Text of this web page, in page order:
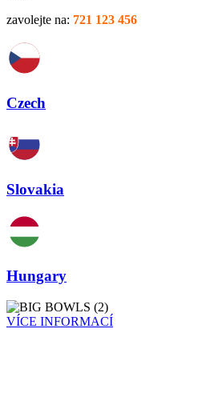
zavolejte na: 721 123 456
Czech
Slovakia
Hungary
VÍCE INFORMACÍ